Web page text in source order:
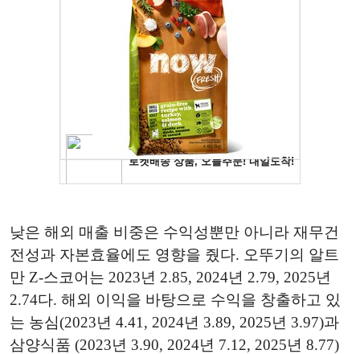
낮은 해외 매출 비중은 수익성뿐만 아니라 재무건
전성과 자본효율에도 영향을 줬다. 오뚜기의 알트
만 Z-스코어는 2023년 2.85, 2024년 2.79, 2025년
2.74다. 해외 이익을 바탕으로 수익을 창출하고 있
는 농심(2023년 4.41, 2024년 3.89, 2025년 3.97)과
삼양식품 (2023년 3.90, 2024년 7.12, 2025년 8.77)